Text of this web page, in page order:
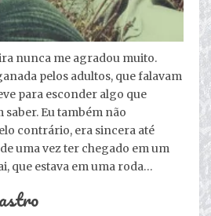
nunca me agradou muito.
pelos adultos, que falavam
para esconder algo que
Eu também não
contrário, era sincera até
uma vez ter chegado em um
que estava em uma roda…